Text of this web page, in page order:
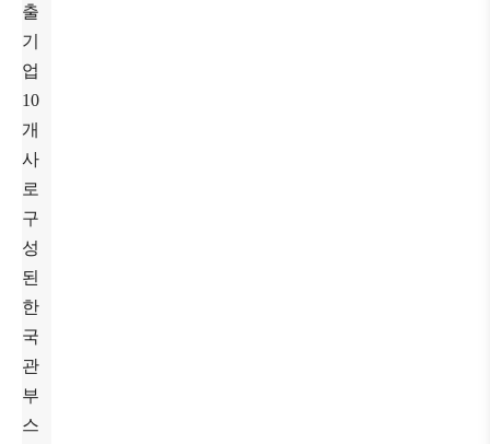
출
기
업
10
개
사
로
구
성
된
한
국
관
부
스